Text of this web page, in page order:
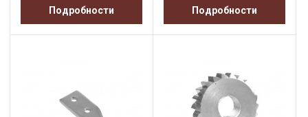
Подробности Подробности